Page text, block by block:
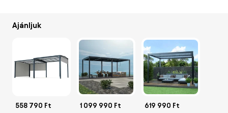
Ajánljuk
558 790 Ft
1 099 990 Ft
619 990 Ft